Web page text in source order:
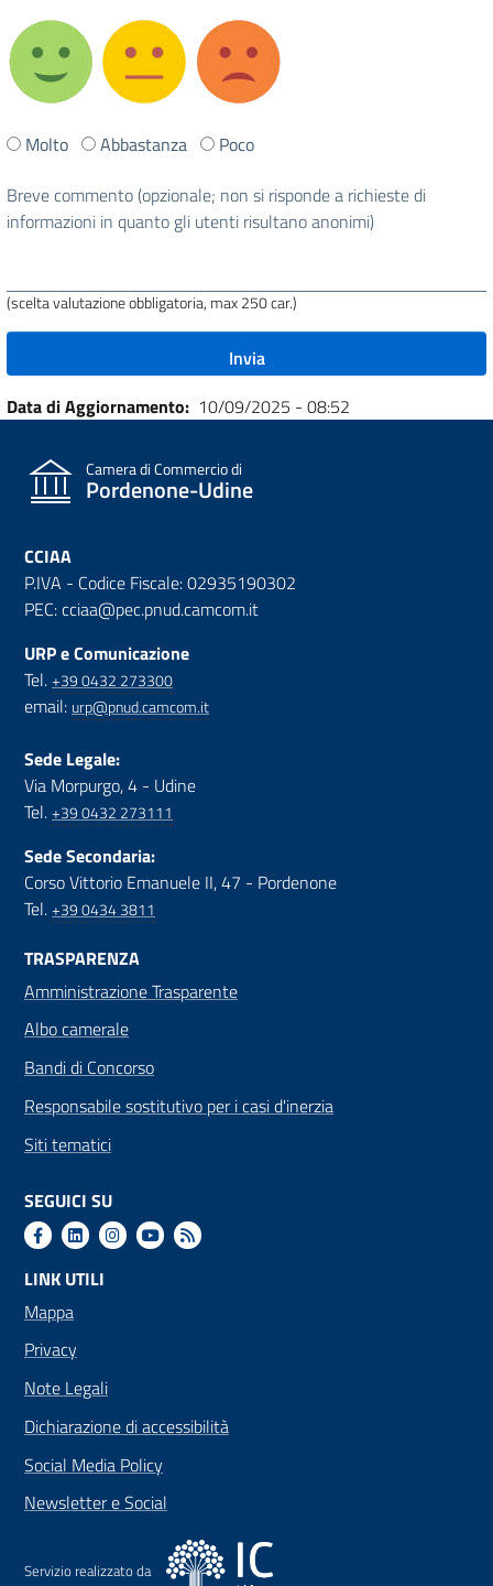
Ti
stata
utile
Molto Abbastanza
Poco
Breve commento (opzionale; non si risponde a richieste di
informazioni in quanto gli utenti risultano anonimi)
(scelta valutazione obbligatoria, max 250 car.)
Data di Aggiornamento 10/09/2025 - 08:52
Camera di Commercio di
Pordenone-Udine
CCIAA
P.IVA - Codice Fiscale: 02935190302
PEC: cciaa@pec.pnud.camcom.it
URP e Comunicazione
Tel.+39 0432 273300
email: urp@pnud.camcom.it
Sede Legale:
Via Morpurgo, 4 - Udine
Tel.+39 0432 273111
Sede Secondaria:
Corso Vittorio Emanuele II, 47 - Pordenone
Tel.+39 0434 3811
TRASPARENZA
Amministrazione Trasparente
Albo camerale
Bandi di Concorso
Responsabile sostitutivo per i casi d'inerzia
Siti tematici
SEGUICI SU
LINK UTILI
Mappa
Privacy
Note Legali
Dichiarazione di accessibilità
Social Media Policy
Newsletter e Social
Servizio realizzato da